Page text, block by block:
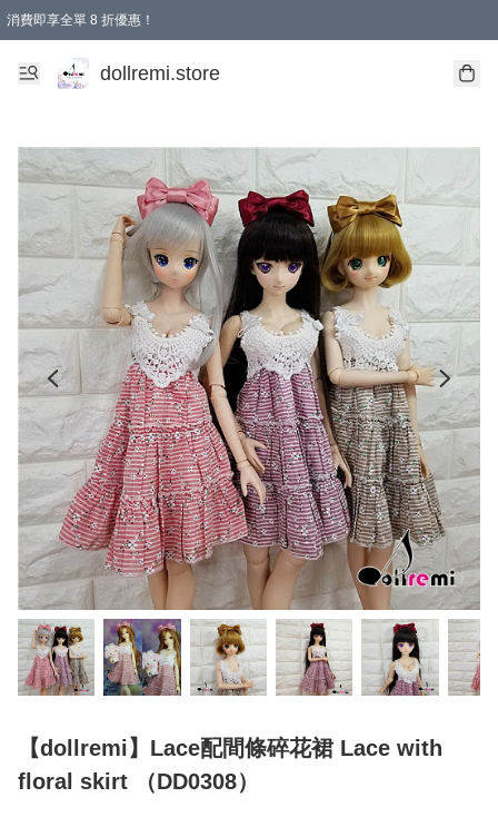
消費即享全單 8 折優惠！
購物滿 HKD 1500.00即享免運費優惠！（適用於 本地送貨、本地取貨、國際送貨 )
dollremi.store
【dollremi】Lace配間條碎花裙 Lace with
floral skirt （DD0308）